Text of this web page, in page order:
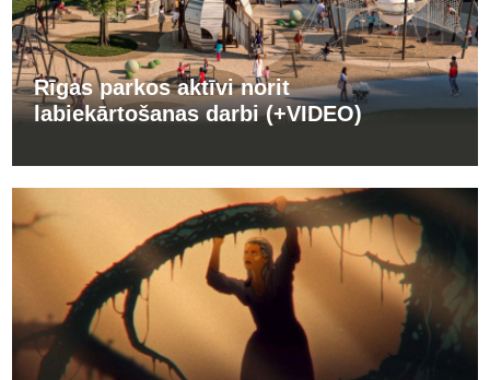
Rīgas parkos aktīvi norit
labiekārtošanas darbi (+VIDEO)